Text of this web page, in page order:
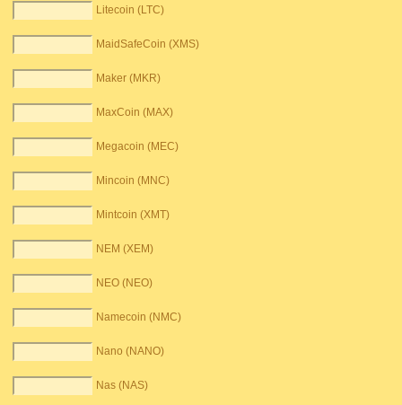
Litecoin (LTC)
MaidSafeCoin (XMS)
Maker (MKR)
MaxCoin (MAX)
Megacoin (MEC)
Mincoin (MNC)
Mintcoin (XMT)
NEM (XEM)
NEO (NEO)
Namecoin (NMC)
Nano (NANO)
Nas (NAS)